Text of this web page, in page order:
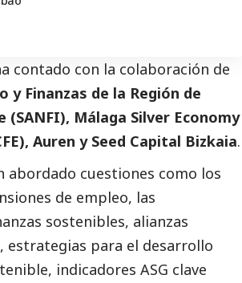
contado con la colaboración de
y Finanzas de la Región de
Málaga Silver Economy
Auren y Seed Capital Bizkaia.
abordado cuestiones como los
de empleo, las
sostenibles, alianzas
estrategias para el desarrollo
indicadores ASG clave